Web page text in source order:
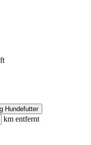
Hundefutter
km entfernt